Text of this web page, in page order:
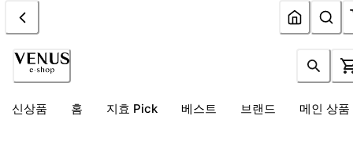
신상품 홈 지효 Pick 베스트 브랜드 메인 상품